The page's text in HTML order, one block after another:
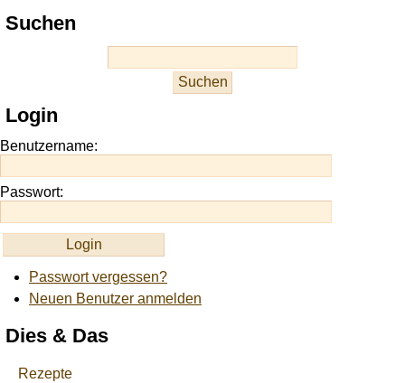
Play
best
site
https://onlineslots.money/
Suchen
Login
Benutzername:
Passwort:
Passwort vergessen?
Neuen Benutzer anmelden
Dies & Das
Rezepte